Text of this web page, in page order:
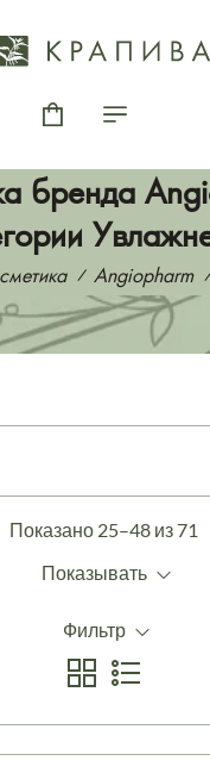
бренда
Angiopharm
Показано 25–48 из 71
Показывать
Фильтр